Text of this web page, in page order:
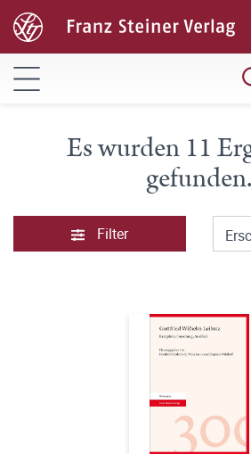
Es wurden 11
gefunden.
Filter